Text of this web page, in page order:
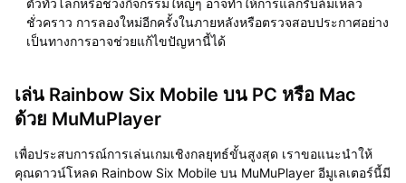
ตัวทั่วโลกหรือช่วงกิจกรรมใหญ่ๆ อาจทำให้การแลกรับล้มเหลว
ชั่วคราว การลองใหม่อีกครั้งในภายหลังหรือตรวจสอบประกาศอย่าง
เป็นทางการอาจช่วยแก้ไขปัญหานี้ได้
เล่น Rainbow Six Mobile บน PC หรือ Mac
ด้วย MuMuPlayer
เพื่อประสบการณ์การเล่นเกมเชิงกลยุทธ์ขั้นสูงสุด เราขอแนะนำให้
คุณดาวน์โหลด Rainbow Six Mobile บน MuMuPlayer อีมูเลเตอร์นี้มี